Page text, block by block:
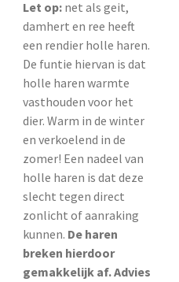
Let op: net als geit,
damhert en ree heeft
een rendier holle haren.
De funtie hiervan is dat
holle haren warmte
vasthouden voor het
dier. Warm in de winter
en verkoelend in de
zomer! Een nadeel van
holle haren is dat deze
slecht tegen direct
zonlicht of aanraking
kunnen. De haren
breken hierdoor
gemakkelijk af. Advies